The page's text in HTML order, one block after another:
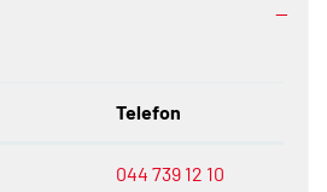
Telefon
044 739 12 10